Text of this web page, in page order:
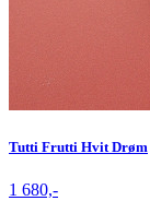
Tutti Frutti Hvit Drøm
1 680,-